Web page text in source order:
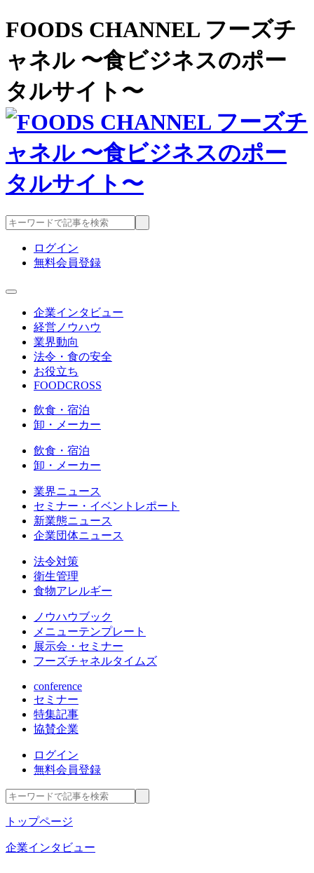
FOODS CHANNEL フーズチ
ャネル 〜食ビジネスのポー
タルサイト〜
ログイン
無料会員登録
企業インタビュー
経営ノウハウ
業界動向
法令・食の安全
お役立ち
FOODCROSS
飲食・宿泊
卸・メーカー
飲食・宿泊
卸・メーカー
業界ニュース
セミナー・イベントレポート
新業態ニュース
企業団体ニュース
法令対策
衛生管理
食物アレルギー
ノウハウブック
メニューテンプレート
展示会・セミナー
フーズチャネルタイムズ
conference
セミナー
特集記事
協賛企業
ログイン
無料会員登録
トップページ
企業インタビュー